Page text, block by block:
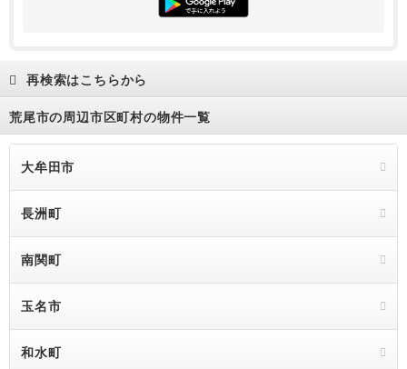
再検索はこちらから
荒尾市の周辺市区町村の物件一覧
大牟田市
長洲町
南関町
玉名市
和水町